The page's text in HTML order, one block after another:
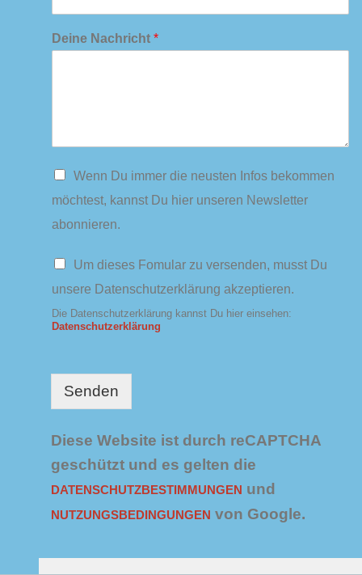
Deine Nachricht *
N
w
s
t
t
r
Wenn Du immer die neusten Infos bekommen
möchtest, kannst Du hier unseren Newsletter
abonnieren.
D
t
e
n
h
*
Um dieses Fomular zu versenden, musst Du
unsere Datenschutzerklärung akzeptieren.
Die Datenschutzerklärung kannst Du hier einsehen:
Datenschutzerklärung
Senden
Diese Website ist durch reCAPTCHA
geschützt und es gelten die
DATENSCHUTZBESTIMMUNGEN und
NUTZUNGSBEDINGUNGEN von Google.